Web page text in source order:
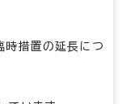
時措置の延長につ